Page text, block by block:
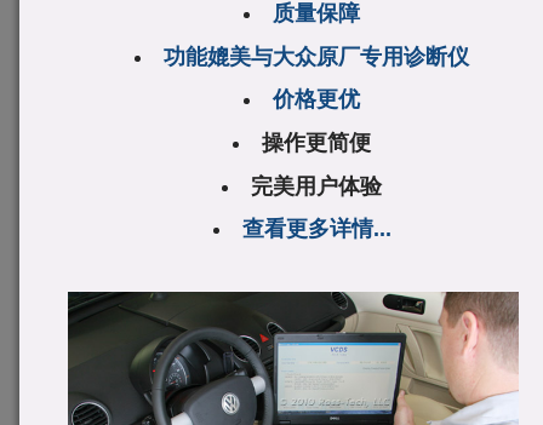
质量保障
功能媲美与大众原厂专用诊断仪
价格更优
操作更简便
完美用户体验
查看更多详情...